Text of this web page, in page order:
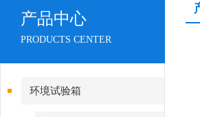
产品中心
PRODUCTS CENTER
环境试验箱